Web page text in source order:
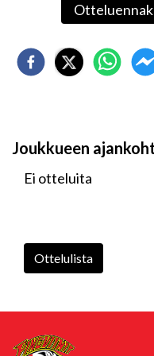
Joukkueen
Ei otteluita
Ottelulista